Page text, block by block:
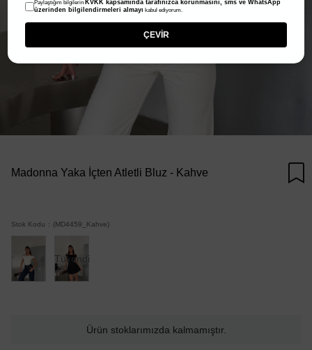
Madonna Yaka İçten Atletli Bluz - Kahve
Stok Kodu (MD4459_Kahve)
Tükendi
Ürün stoklarımızda kalmamıştır.
Paylaştığım bilgilerin KVKK kapsamında tarafınızca korunmasını, sms ve WhatsApp
üzerinden bilgilendirmeleri almayı kabul ediyorum.
ÇEVİR